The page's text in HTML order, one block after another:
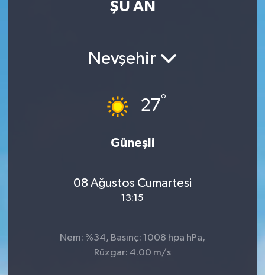
ŞU AN
Nevşehir
27°
Güneşli
08 Ağustos Cumartesi
13:15
Nem: %34, Basınç: 1008 hpa hPa,
Rüzgar: 4.00 m/s